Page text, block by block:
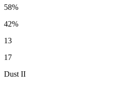
58%
42%
13
17
Dust II